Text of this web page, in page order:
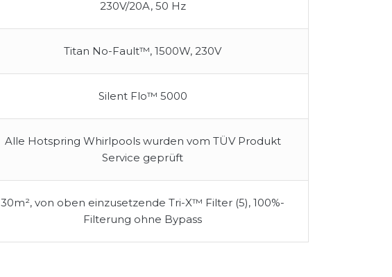
230V/20A, 50 Hz
Titan No-Fault™, 1500W, 230V
Silent Flo™ 5000
Alle Hotspring Whirlpools wurden vom TÜV Produkt
Service geprüft
30m², von oben einzusetzende Tri-X™ Filter (5), 100%-
Filterung ohne Bypass